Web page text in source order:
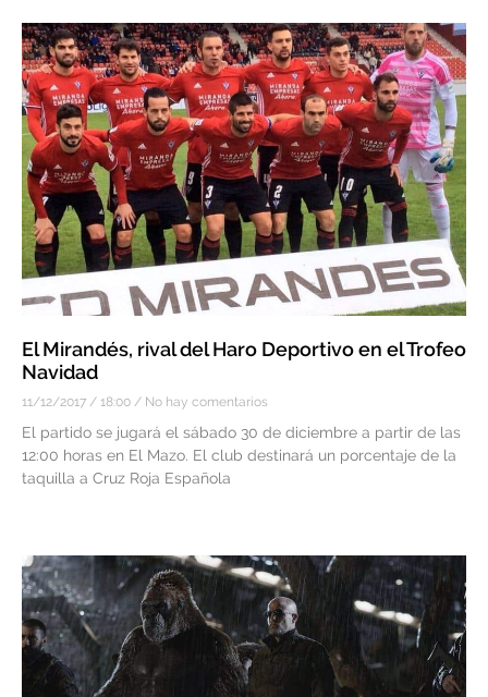
El Mirandés, rival del Haro Deportivo en el Trofeo
Navidad
11/12/2017 18:00 No hay comentarios
El partido se jugará el sábado 30 de diciembre a partir de las
12:00 horas en El Mazo. El club destinará un porcentaje de la
taquilla a Cruz Roja Española